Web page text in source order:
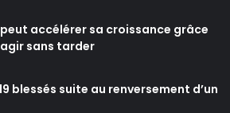
peut accélérer sa croissance grâce
sans tarder
blessés suite au renversement d’un